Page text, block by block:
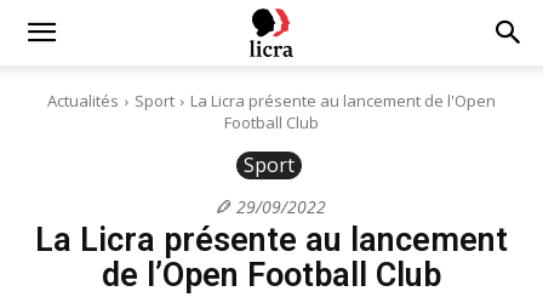
Licra
Antiraciste
Actualités Sport
La Licra présente au lancement de l'Open
Football Club
Sport
29/09/2022
La Licra présente au lancement
de l’Open Football Club